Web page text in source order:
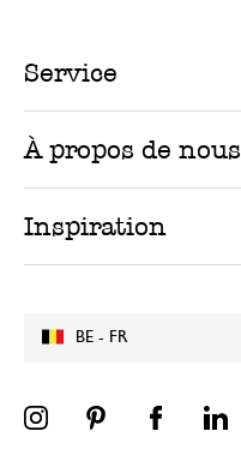
BE - FR
Service
À propos de nous
Inspiration